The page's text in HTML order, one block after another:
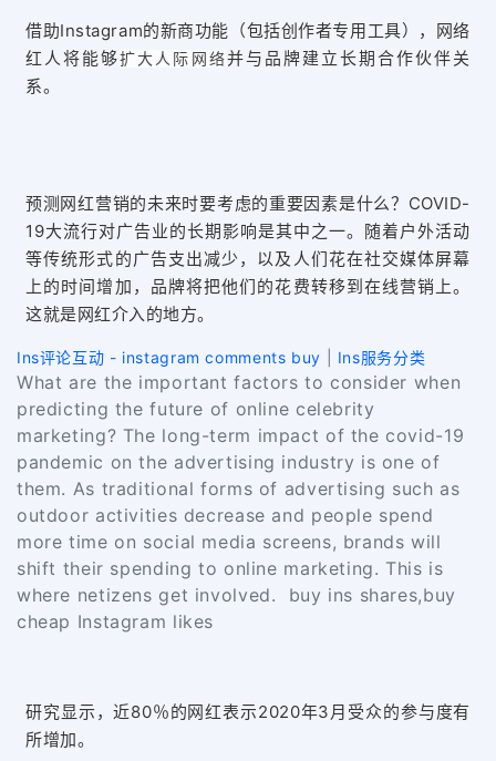
借助Instagram的新商功能（包括创作者专用工具），网络
红人将能够扩大人际网络并与品牌建立长期合作伙伴关
系。
预测网红营销的未来时要考虑的重要因素是什么？COVID-
19大流行对广告业的长期影响是其中之一。随着户外活动
等传统形式的广告支出减少，以及人们花在社交媒体屏幕
上的时间增加，品牌将把他们的花费转移到在线营销上。
这就是网红介入的地方。
Ins评论互动 - instagram comments buy Ins服务分类
What are the important factors to consider when
predicting the future of online celebrity
marketing? The long-term impact of the covid-19
pandemic on the advertising industry is one of
them. As traditional forms of advertising such as
outdoor activities decrease and people spend
more time on social media screens, brands will
shift their spending to online marketing. This is
where netizens get involved. buy ins shares,buy
cheap Instagram likes
研究显示，近80％的网红表示2020年3月受众的参与度有
所增加。